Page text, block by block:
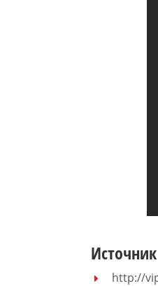
Источник
http://